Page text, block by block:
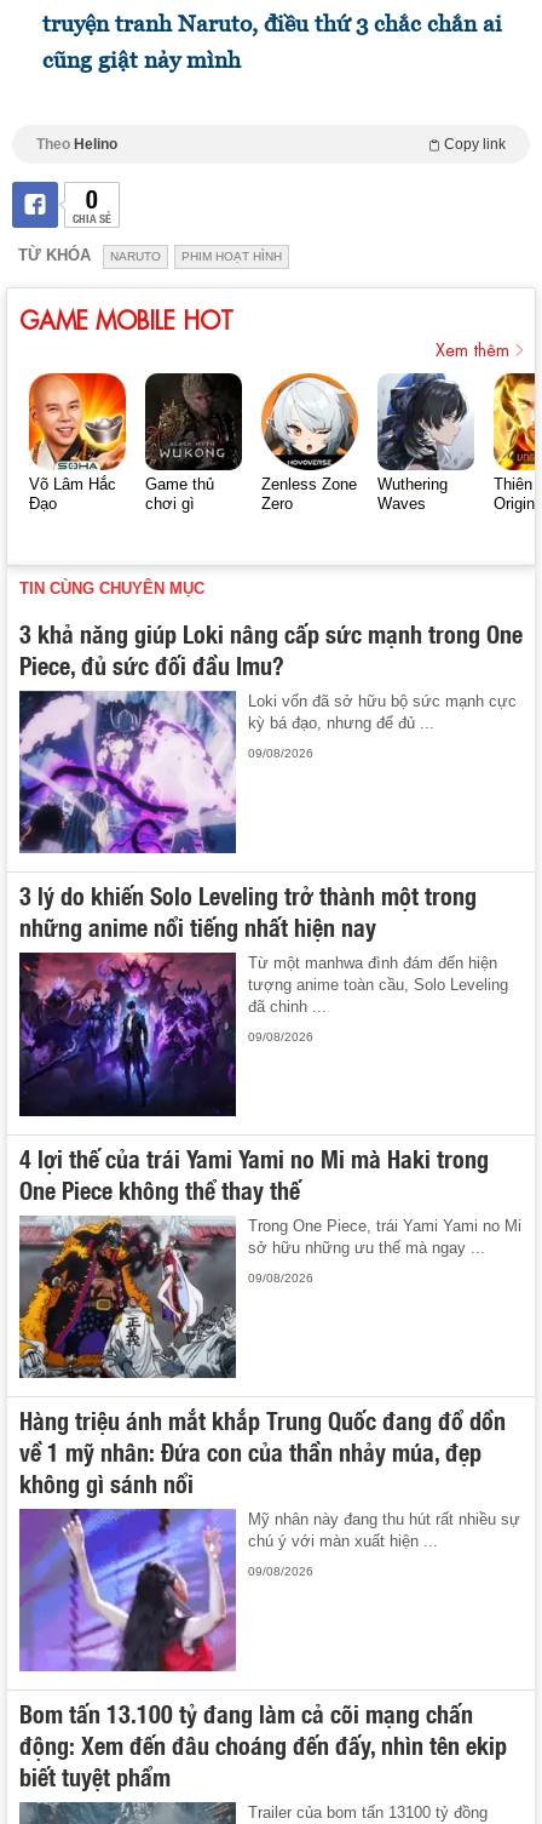
truyện tranh Naruto, điều thứ 3 chắc chắn ai
cũng giật nảy mình
Theo Helino Copy link
0
CHIA SẺ
TỪ KHÓA NARUTO PHIM HOẠT HÌNH
GAME MOBILE HOT
Xem thêm
Võ Lâm Hắc
Đạo
Game thủ
chơi gì
Zenless Zone
Zero
Wuthering
Waves
Thiên
Origin
TIN CÙNG CHUYÊN MỤC
3 khả năng giúp Loki nâng cấp sức mạnh trong One
Piece, đủ sức đối đầu Imu?
Loki vốn đã sở hữu bộ sức mạnh cực
kỳ bá đạo, nhưng để đủ ...
09/08/2026
3 lý do khiến Solo Leveling trở thành một trong
những anime nổi tiếng nhất hiện nay
Từ một manhwa đình đám đến hiện
tượng anime toàn cầu, Solo Leveling
đã chinh ...
09/08/2026
4 lợi thế của trái Yami Yami no Mi mà Haki trong
One Piece không thể thay thế
Trong One Piece, trái Yami Yami no Mi
sở hữu những ưu thế mà ngay ...
09/08/2026
Hàng triệu ánh mắt khắp Trung Quốc đang đổ dồn
về 1 mỹ nhân: Đứa con của thần nhảy múa, đẹp
không gì sánh nổi
Mỹ nhân này đang thu hút rất nhiều sự
chú ý với màn xuất hiện ...
09/08/2026
Bom tấn 13.100 tỷ đang làm cả cõi mạng chấn
động: Xem đến đâu choáng đến đấy, nhìn tên ekip
biết tuyệt phẩm
Trailer của bom tấn 13100 tỷ đồng